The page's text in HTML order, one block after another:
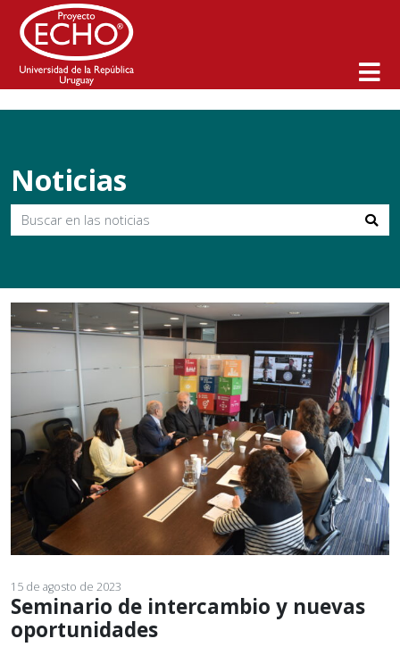
Inicio>Noticias>Seminario de intercambio y nuevas oportunidades
Noticias
15 de agosto de 2023
Seminario de intercambio y nuevas
oportunidades